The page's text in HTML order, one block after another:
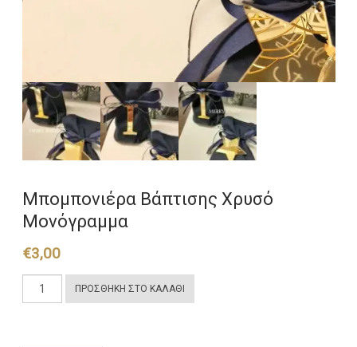
Μπομπονιέρα Βάπτισης Χρυσό
Μονόγραμμα
€3,00
Μπομπονιέρα
Βάπτισης
ΠΡΟΣΘΉΚΗ ΣΤΟ ΚΑΛΆΘΙ